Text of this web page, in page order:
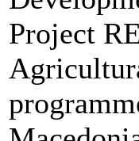
Project